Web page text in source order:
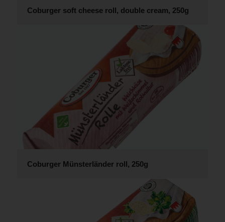
Coburger soft cheese roll, double cream, 250g
Coburger Münsterländer roll, 250g